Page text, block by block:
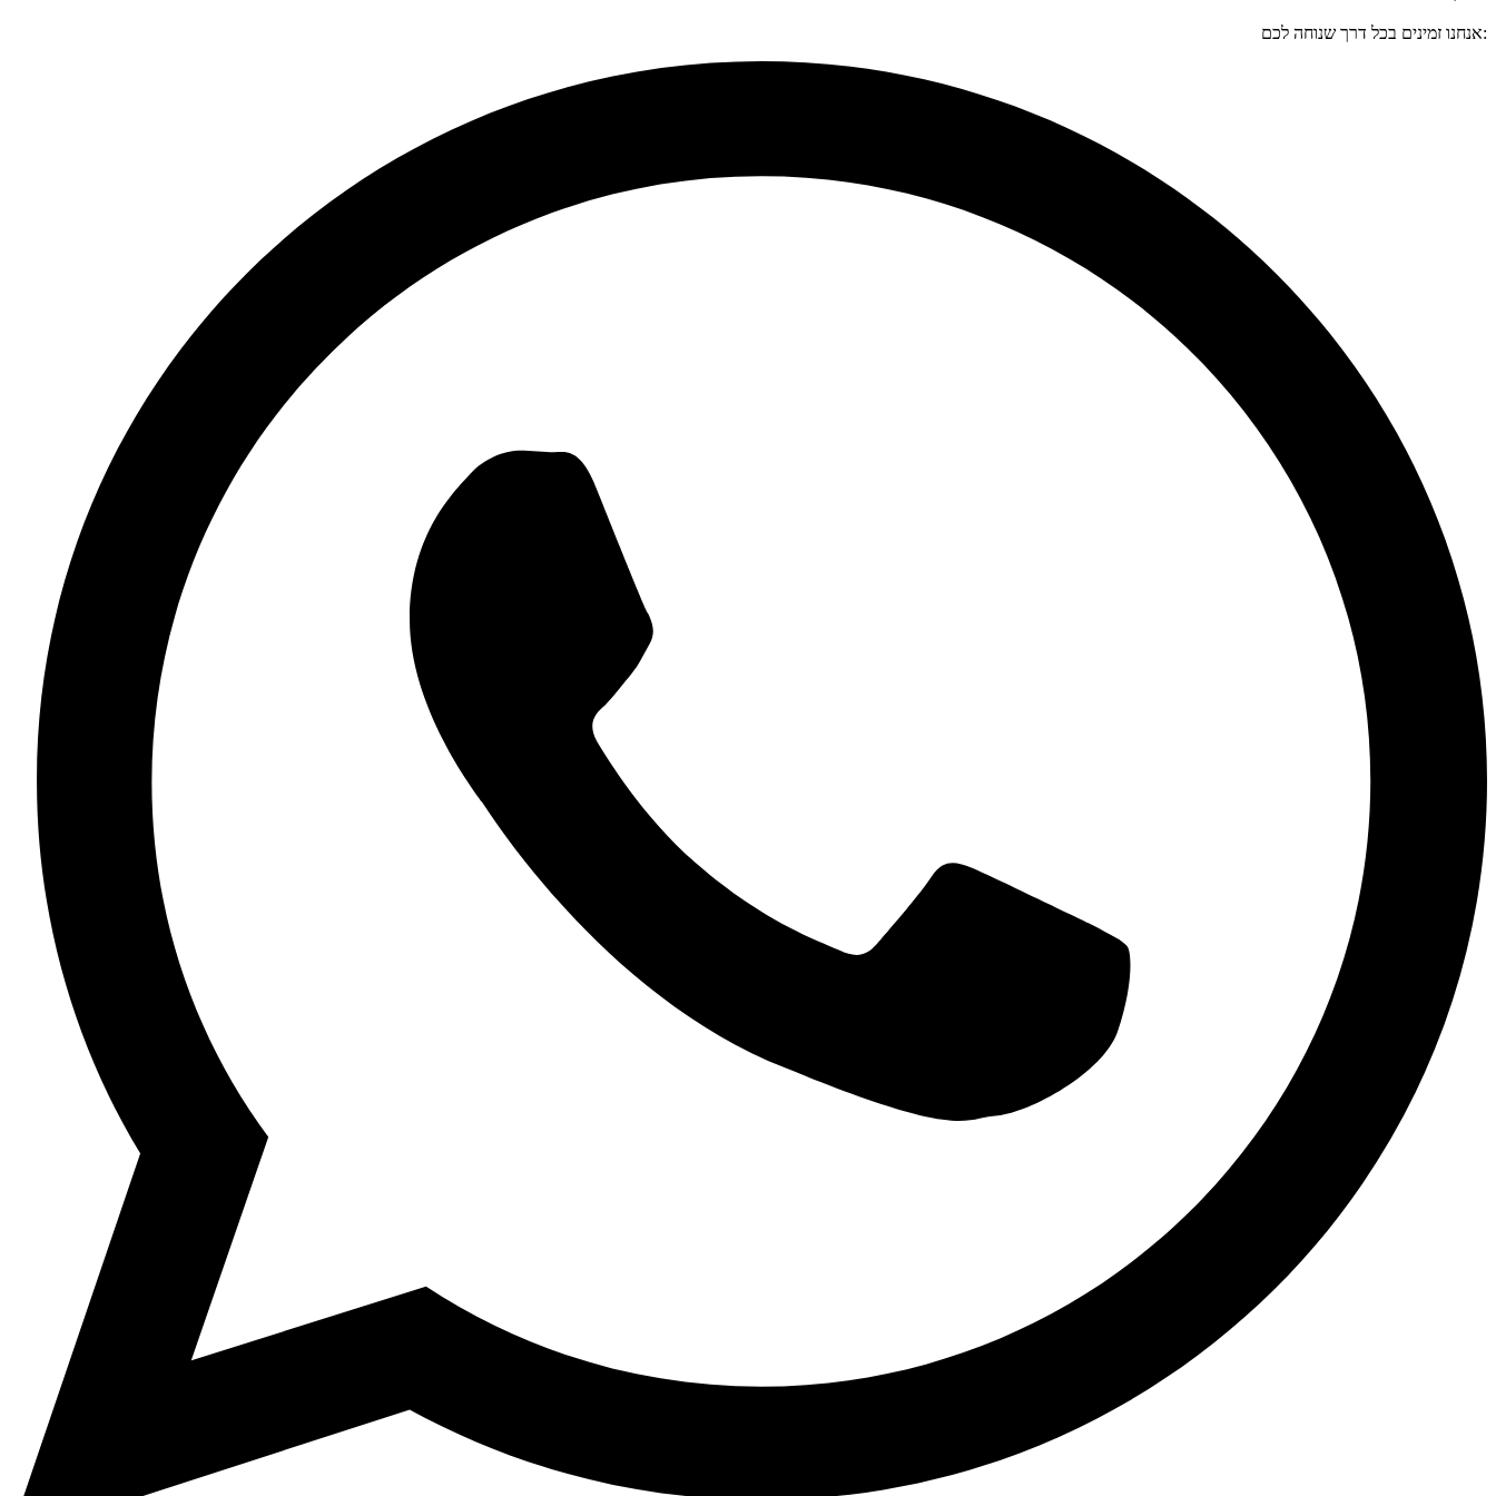
:אנחנו זמינים בכל דרך שנוחה לכם